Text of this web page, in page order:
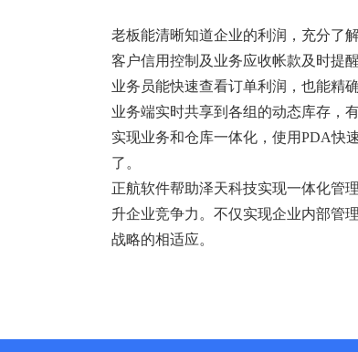
老板能清晰知道企业的利润，充分了
客户信用控制及业务应收帐款及时提
业务员能快速查看订单利润，也能精
业务端实时共享到各组的动态库存，
实现业务和仓库一体化，使用PDA快
了。
正航软件帮助泽天科技实现一体化管
升企业竞争力。不仅实现企业内部管
战略的相适应。